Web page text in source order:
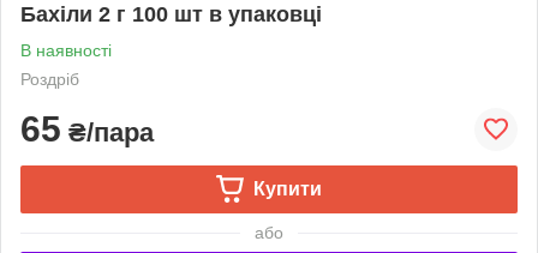
Бахіли 2 г 100 шт в упаковці
В наявності
Роздріб
65 ₴/пара
Купити
або